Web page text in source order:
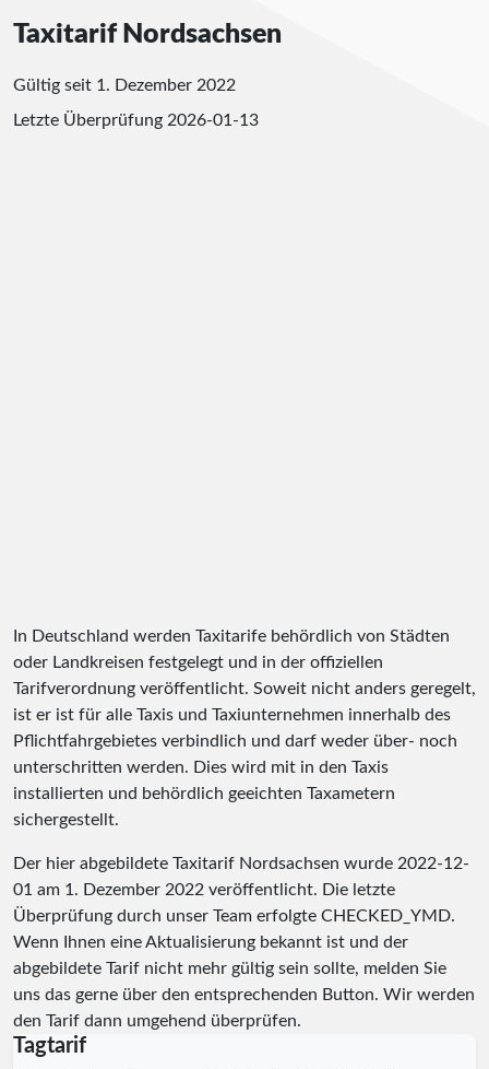
Taxitarif Nordsachsen
Gültig seit 1. Dezember 2022
Letzte Überprüfung 2026-01-13
In Deutschland werden Taxitarife behördlich von Städten
oder Landkreisen festgelegt und in der offiziellen
Tarifverordnung veröffentlicht. Soweit nicht anders geregelt,
ist er ist für alle Taxis und Taxiunternehmen innerhalb des
Pflichtfahrgebietes verbindlich und darf weder über- noch
unterschritten werden. Dies wird mit in den Taxis
installierten und behördlich geeichten Taxametern
sichergestellt.
Der hier abgebildete Taxitarif Nordsachsen wurde 2022-12-
01 am 1. Dezember 2022 veröffentlicht. Die letzte
Überprüfung durch unser Team erfolgte CHECKED_YMD.
Wenn Ihnen eine Aktualisierung bekannt ist und der
abgebildete Tarif nicht mehr gültig sein sollte, melden Sie
uns das gerne über den entsprechenden Button. Wir werden
den Tarif dann umgehend überprüfen.
Tagtarif